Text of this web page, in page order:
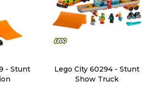
- Stunt
Lego City 60294 - Stunt
Show Truck